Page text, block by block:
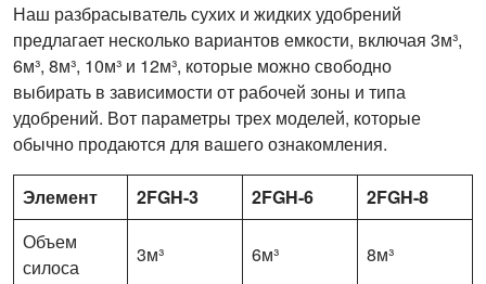
Наш разбрасыватель сухих и жидких удобрений
предлагает несколько вариантов емкости, включая 3м³,
6м³, 8м³, 10м³ и 12м³, которые можно свободно
выбирать в зависимости от рабочей зоны и типа
удобрений. Вот параметры трех моделей, которые
обычно продаются для вашего ознакомления.
Элемент 2FGH-3 2FGH-6
2FGH-8
Объем
силоса
3м³ 6м³ 8м³